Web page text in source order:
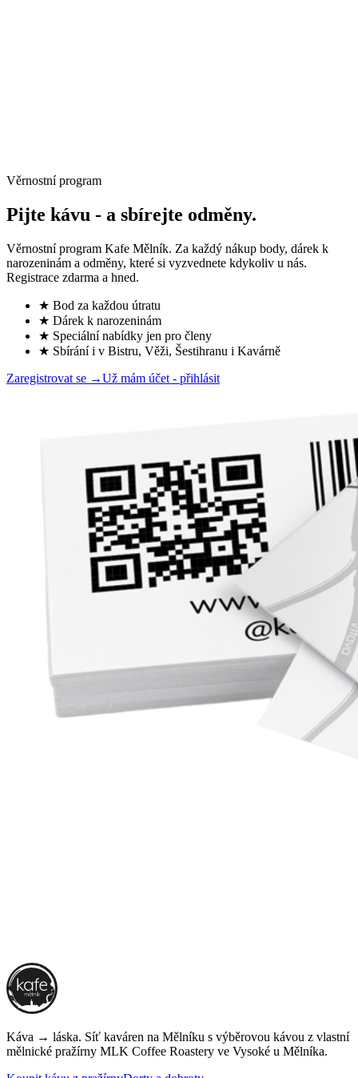
→
Věrnostní program
Pijte kávu - a sbírejte odměny.
Věrnostní program Kafe Mělník. Za každý nákup body, dárek k
narozeninám a odměny, které si vyzvednete kdykoliv u nás.
Registrace zdarma a hned.
★ Bod za každou útratu
★ Dárek k narozeninám
★ Speciální nabídky jen pro členy
★ Sbírání i v Bistru, Věži, Šestihranu i Kavárně
Zaregistrovat se →Už mám účet - přihlásit
Káva → láska. Síť kaváren na Mělníku s výběrovou kávou z vlastní
mělnické pražírny MLK Coffee Roastery ve Vysoké u Mělníka.